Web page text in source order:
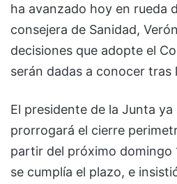
ha avanzado hoy en rueda
consejera de Sanidad,
decisiones que adopte el
serán dadas a conocer tras
El presidente de la Junta
prorrogará el cierre
partir del próximo domingo
se cumplía el plazo, e